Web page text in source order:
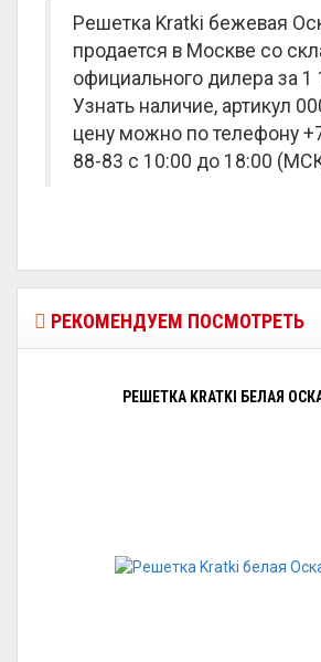
Решетка Kratki бежевая
продается в Москве со
официального дилера за 1
Узнать наличие, артикул
цену можно по телефону
88-83 с 10:00 до 18:00
РЕКОМЕНДУЕМ ПОСМОТРЕТЬ
РЕШЕТКА KRATKI БЕЛАЯ